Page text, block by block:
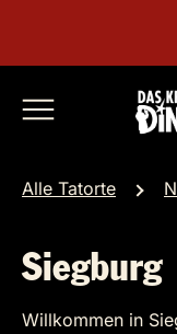
Alle Tatorte
Siegburg
Willkommen in